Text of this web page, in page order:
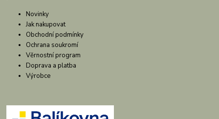
Novinky
Jak nakupovat
Obchodní podmínky
Ochrana soukromí
Věrnostní program
Doprava a platba
Výrobce